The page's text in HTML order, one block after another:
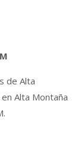
de Alta
Alta Montaña